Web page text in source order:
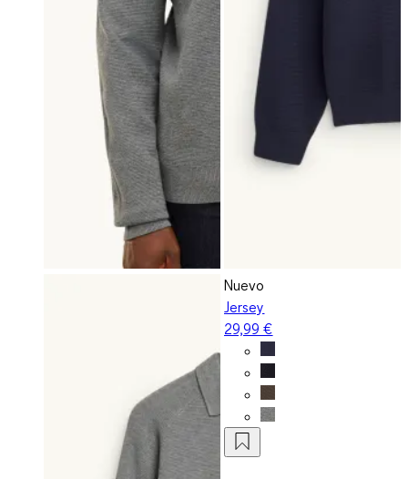
Nuevo
Jersey
29,99 €